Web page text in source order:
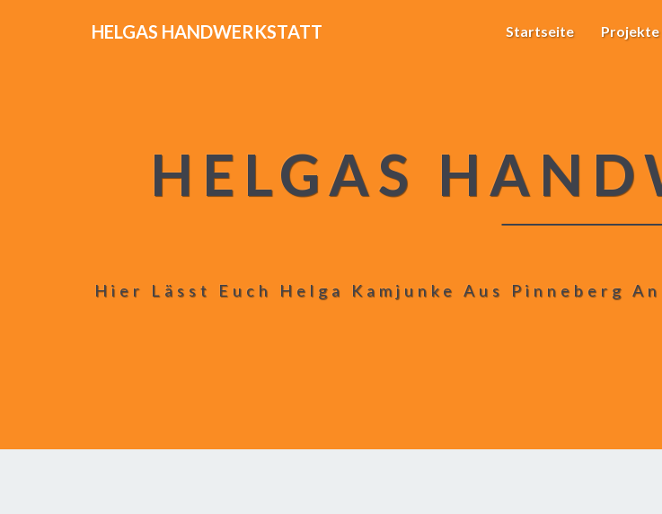
HELGAS HANDWERKSTATT Startseite Projekte
HELGAS
Hier Lässt Euch Helga Kamjunke Aus Pinneberg